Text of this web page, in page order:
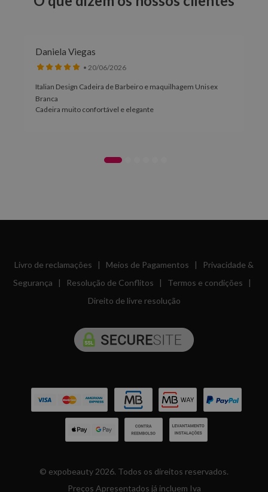
Daniela Viegas
• 20/06/2026
Italian Design Cadeira de Barbeiro e maquilhagem Unisex
Branca
Cadeira muito confortável e elegante
Livro de reclamações | Meios de Pagamentos |
Privacidade &
Segurança | Resolução de Conflitos | Termos e condições |
Direito de livre resolução
© expobeauty 2026. Todos os direitos reservados.
Preços Apresentados já incluem Iva